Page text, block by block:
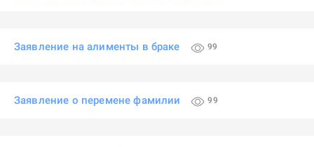
Заявление на алименты в браке 99
Заявление о перемене фамилии 99